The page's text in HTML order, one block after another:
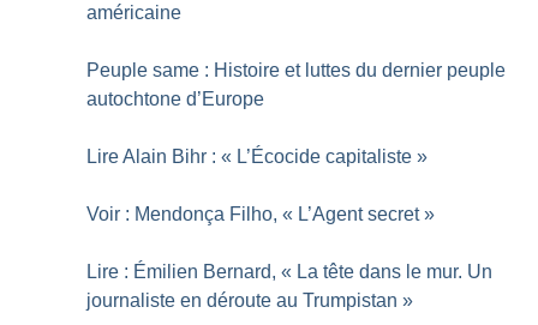
américaine
Peuple same : Histoire et luttes du dernier peuple
autochtone d’Europe
Lire Alain Bihr : « L’Écocide capitaliste »
Voir : Mendonça Filho, « L’Agent secret »
Lire : Émilien Bernard, « La tête dans le mur. Un
journaliste en déroute au Trumpistan »